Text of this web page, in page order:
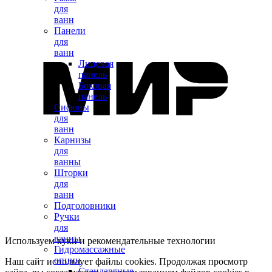
для
ванн
Панели
для
ванн
Лицевая
панель
Боковая
панель
Сифоны
для
ванн
Карнизы
для
ванны
Шторки
для
ванн
Подголовники
Ручки
для
ванны
Гидромассажные
опции
Используем куки и рекомендательные технологии
Наш сайт использует файлы cookies. Продолжая просмотр